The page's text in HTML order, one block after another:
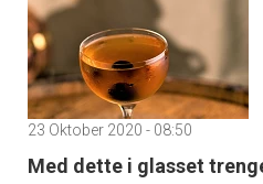
23 Oktober 2020 - 08:50
Med dette i glasset